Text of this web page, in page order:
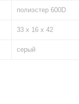
полиэстер 600D
33 х 16 х 42
серый